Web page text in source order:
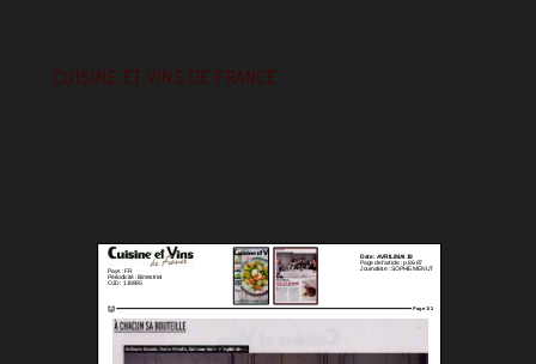
CUISINE ET VINS DE FRANCE